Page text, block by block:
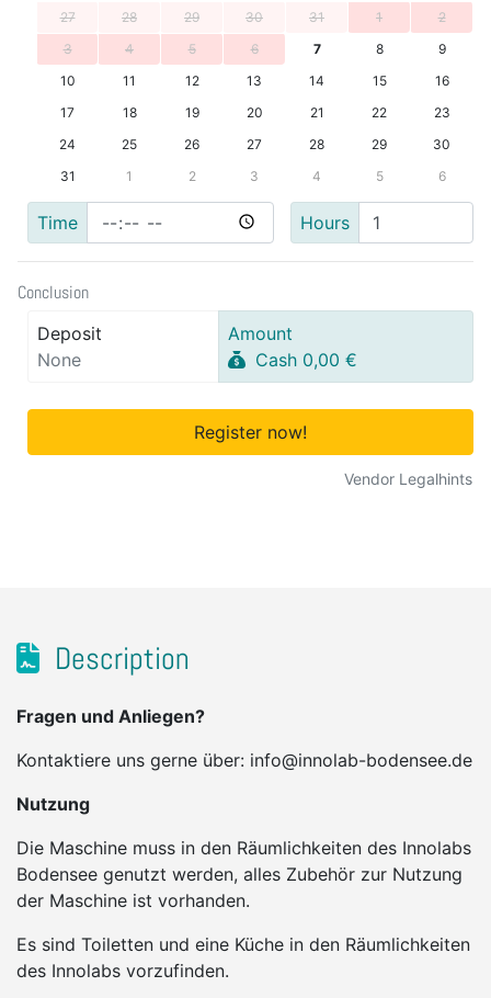
27
28 29 30 31 1
2
3
4 5 6 7 8
9
10
11 12 13 14 15
16
17
18 19 20 21 22
23
24
25 26 27 28 29
30
31
1 2 3 4 5 6
Time Hours
Conclusion
Deposit
None
Amount
Cash 0,00 €
Register now!
Vendor Legalhints
Description
Fragen und Anliegen?
Kontaktiere uns gerne über: info@innolab-bodensee.de
Nutzung
Die Maschine muss in den Räumlichkeiten des Innolabs
Bodensee genutzt werden, alles Zubehör zur Nutzung
der Maschine ist vorhanden.
Es sind Toiletten und eine Küche in den Räumlichkeiten
des Innolabs vorzufinden.